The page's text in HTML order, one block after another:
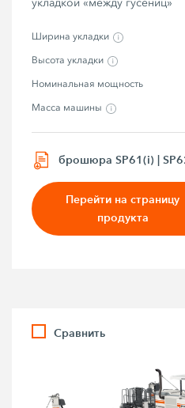
укладкой «между гусениц»
Ширина укладки
Высота укладки
Номинальная мощность
Macca мaшины
брошюра SP61(i) |
Перейти на страницу
продукта
Сравнить